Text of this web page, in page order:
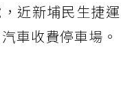
近新埔民生捷
車收費停車場。